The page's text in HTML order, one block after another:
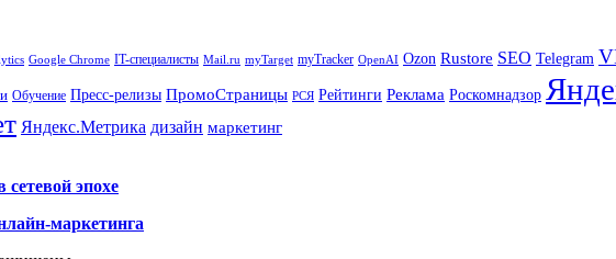
Google Chrome IT-специалисты Mail.ru myTarget myTracker OpenAI Ozon Rustore SEO Telegram
Обучение Пресс-релизы ПромоСтраницы РСЯ Рейтинги Реклама Роскомнадзор
Яндекс.Метрика дизайн маркетинг
эпохе
маркетинга